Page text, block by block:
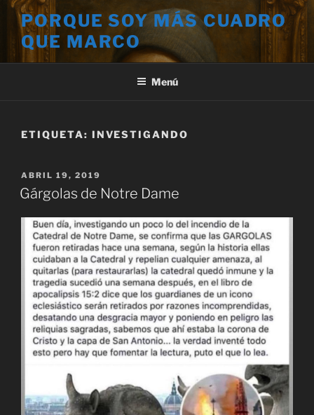
Saltar
contenido
PORQUE SOY MÁS CUADRO
QUE MARCO
Menú
ETIQUETA: INVESTIGANDO
PUBLICADO
EL
ABRIL 19, 2019
Gárgolas de Notre Dame